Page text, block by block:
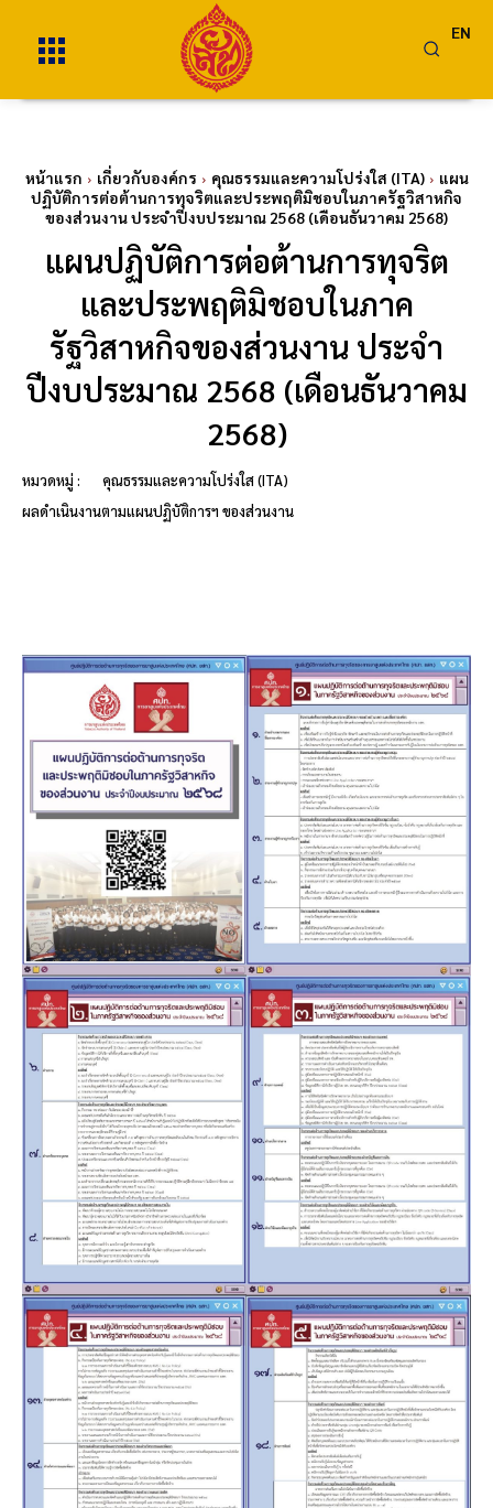
EN
หน้าแรก เกี่ยวกับองค์กร คุณธรรมและความโปร่งใส (ITA)
แผน
ปฏิบัติการต่อต้านการทุจริตและประพฤติมิชอบในภาครัฐวิสาหกิจ
ของส่วนงาน ประจำปีงบประมาณ 2568 (เดือนธันวาคม 2568)
แผนปฏิบัติการต่อต้านการทุจริต
และประพฤติมิชอบในภาค
รัฐวิสาหกิจของส่วนงาน ประจำ
ปีงบประมาณ 2568 (เดือนธันวาคม
2568)
หมวดหมู่ :
คุณธรรมและความโปร่งใส (ITA)
ผลดำเนินงานตามแผนปฏิบัติการฯ ของส่วนงาน